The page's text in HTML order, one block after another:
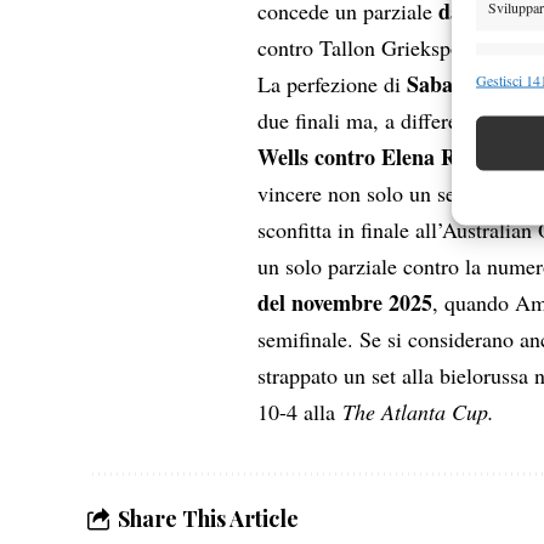
scelte
Gestisci
concede un parziale
contro Tallon Griekspoor al
La perfezione diSabalenka,
due finali ma, a differenza di
Wells contro Elena Rybakina
vincere non solo un set, ma
sconfitta in finale all’Australian
un solo parziale contro la
del novembre 2025, quando
semifinale. Se si considerano
strappato un set alla bielorussa
10-4 alla The Atlanta Cup.
Share This Article